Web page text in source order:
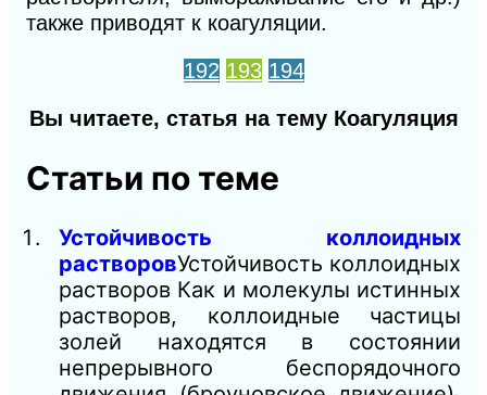
также приводят к коагуляции.
192 193 194
Вы читаете, статья на тему Коагуляция
Статьи по теме
Устойчивость коллоидных
растворовУстойчивость коллоидных
растворов Как и молекулы истинных
растворов, коллоидные частицы
золей находятся в состоянии
непрерывного беспорядочного